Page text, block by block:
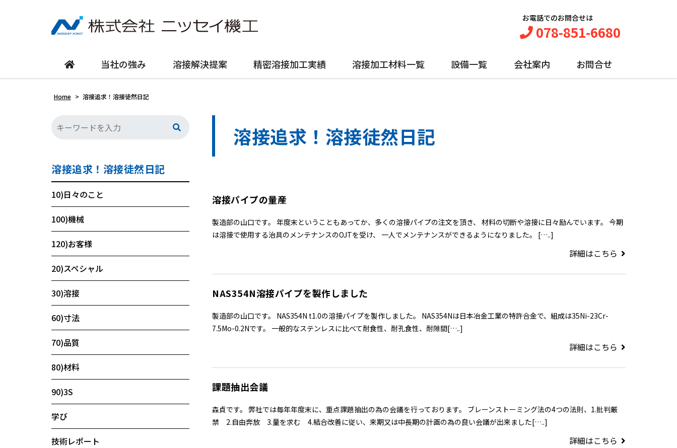
お電話でのお問合せは
078-851-6680
当社の強み 溶接解決提案 精密溶接加工実績 溶接加工材料一覧 設備一覧 会社案内 お問合せ
Home > 溶接追求！溶接徒然日記
溶接追求！溶接徒然日記
溶接パイプの量産
製造部の山口です。 年度末ということもあってか、多くの溶接パイプの注文を頂き、 材料の切断や溶接に日々励んでいます。 今期
は溶接で使用する治具のメンテナンスのOJTを受け、 一人でメンテナンスができるようになりました。 […..]
詳細はこちら
NAS354N溶接パイプを製作しました
製造部の山口です。 NAS354N t1.0の溶接パイプを製作しました。 NAS354Nは日本冶金工業の特許合金で、組成は35Ni-23Cr-
7.5Mo-0.2Nです。 一般的なステンレスに比べて耐食性、耐孔食性、耐隙間[…..]
詳細はこちら
課題抽出会議
森貞です。 弊社では毎年年度末に、重点課題抽出の為の会議を行っております。 ブレーンストーミング法の4つの法則、1.批判厳
禁 2.自由奔放 3.量を求む 4.結合改善に従い、来期又は中長期の計画の為の良い会議が出来ました[…..]
詳細はこちら
溶接追求！溶接徒然日記
10)日々のこと
100)機械
120)お客様
20)スペシャル
30)溶接
60)寸法
70)品質
80)材料
90)3S
学び
技術レポート